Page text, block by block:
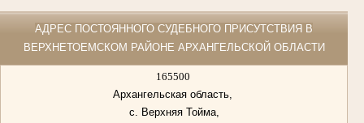
АДРЕС ПОСТОЯННОГО СУДЕБНОГО ПРИСУТСТВИЯ В
ВЕРХНЕТОЕМСКОМ РАЙОНЕ АРХАНГЕЛЬСКОЙ ОБЛАСТИ
165500
Архангельская область,
с. Верхняя Тойма,